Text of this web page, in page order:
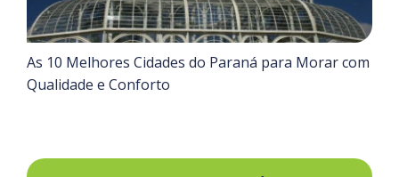
As 10 Melhores Cidades do Paraná para Morar com
Qualidade e Conforto